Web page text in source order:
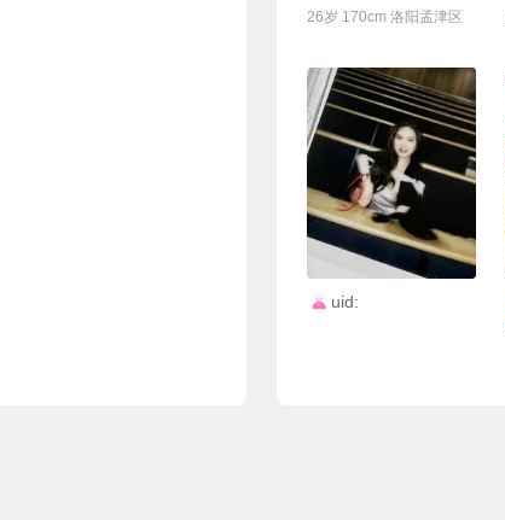
26岁 170cm 洛阳孟津区
uid: